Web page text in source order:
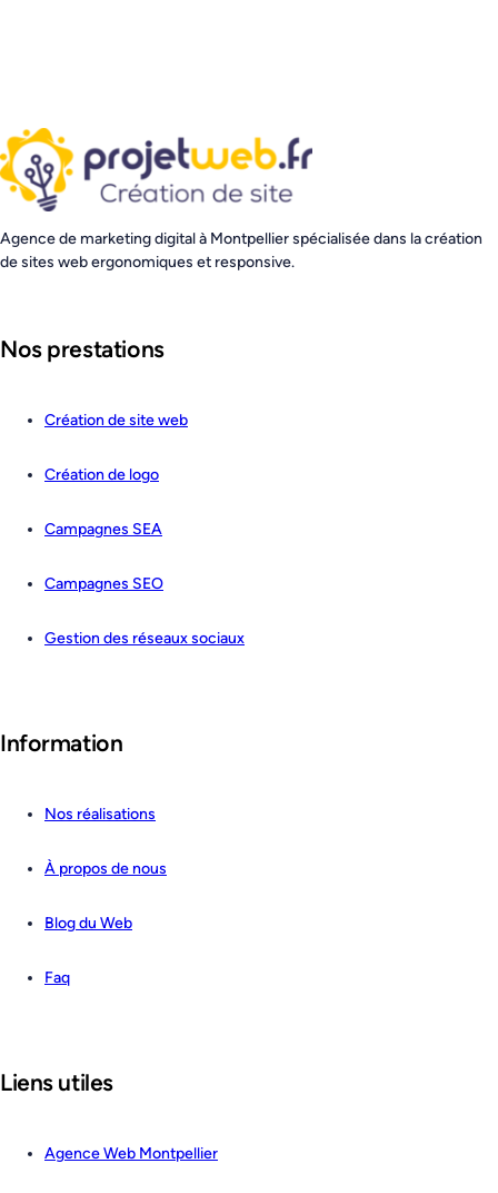
Agence de marketing digital à Montpellier spécialisée dans la création
de sites web ergonomiques et responsive.
Nos prestations
Création de site web
Création de logo
Campagnes SEA
Campagnes SEO
Gestion des réseaux sociaux
Information
Nos réalisations
À propos de nous
Blog du Web
Faq
Liens utiles
Agence Web Montpellier